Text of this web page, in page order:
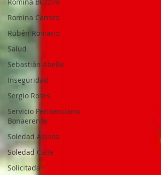
Romina Carrizo
Rubén Romano
Salud
Sebastián Abella
Inseguridad
Sergio Roses
Servicio Penitenciario
Bonaerense
Soledad Alonso
Soledad Calle
Solicitada